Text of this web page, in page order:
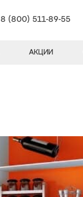
8 (800) 511-89-55
АКЦИИ